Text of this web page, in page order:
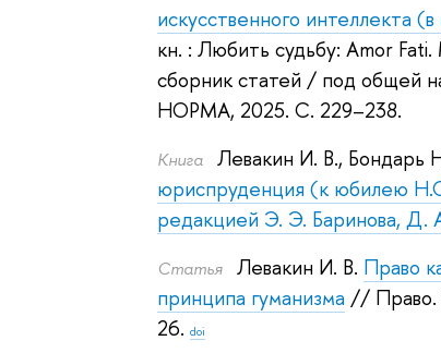
искусственного интеллекта
кн. : Любить судьбу: Amor
сборник статей / под общей
НОРМА, 2025.С. 229–238.
Книга Левакин И. В., Бондарь
юриспруденция (к юбилею
редакцией Э. Э. Баринова, Д.
Статья Левакин И. В. Право
принципа гуманизма // Право.
26. doi